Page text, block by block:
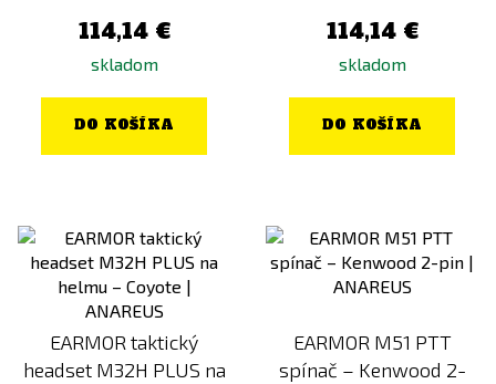
114,14 €
skladom
DO KOŠÍKA
114,14 €
skladom
DO KOŠÍKA
EARMOR taktický
headset M32H PLUS na
EARMOR M51 PTT
spínač – Kenwood 2-